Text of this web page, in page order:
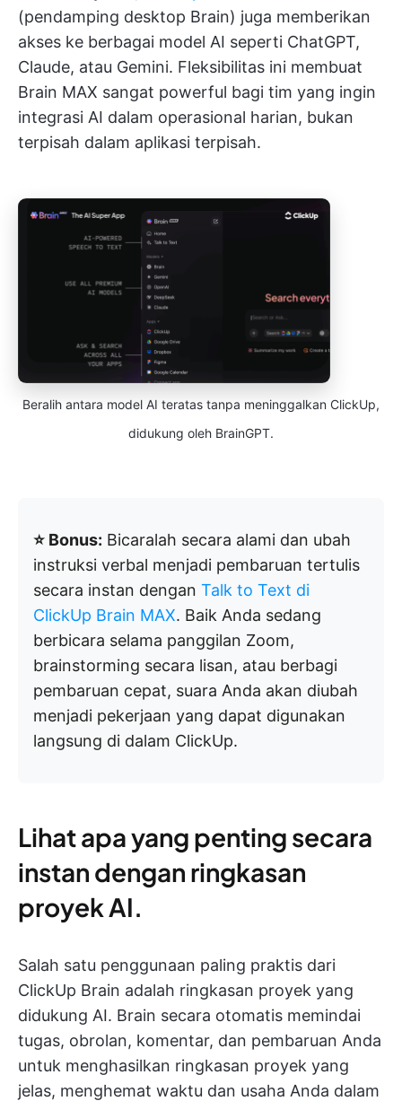
(pendamping desktop Brain) juga memberikan
akses ke berbagai model AI seperti ChatGPT,
Claude, atau Gemini. Fleksibilitas ini membuat
Brain MAX sangat powerful bagi tim yang ingin
integrasi AI dalam operasional harian, bukan
terpisah dalam aplikasi terpisah.
Beralih antara model AI teratas tanpa meninggalkan ClickUp,
didukung oleh BrainGPT.
⭐ Bonus: Bicaralah secara alami dan ubah
instruksi verbal menjadi pembaruan tertulis
secara instan dengan Talk to Text di
ClickUp Brain MAX. Baik Anda sedang
berbicara selama panggilan Zoom,
brainstorming secara lisan, atau berbagi
pembaruan cepat, suara Anda akan diubah
menjadi pekerjaan yang dapat digunakan
langsung di dalam ClickUp.
Lihat apa yang penting secara
instan dengan ringkasan
proyek AI.
Salah satu penggunaan paling praktis dari
ClickUp Brain adalah ringkasan proyek yang
didukung AI. Brain secara otomatis memindai
tugas, obrolan, komentar, dan pembaruan Anda
untuk menghasilkan ringkasan proyek yang
jelas, menghemat waktu dan usaha Anda dalam